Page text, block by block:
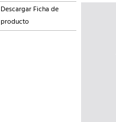
Descargar Ficha de
producto